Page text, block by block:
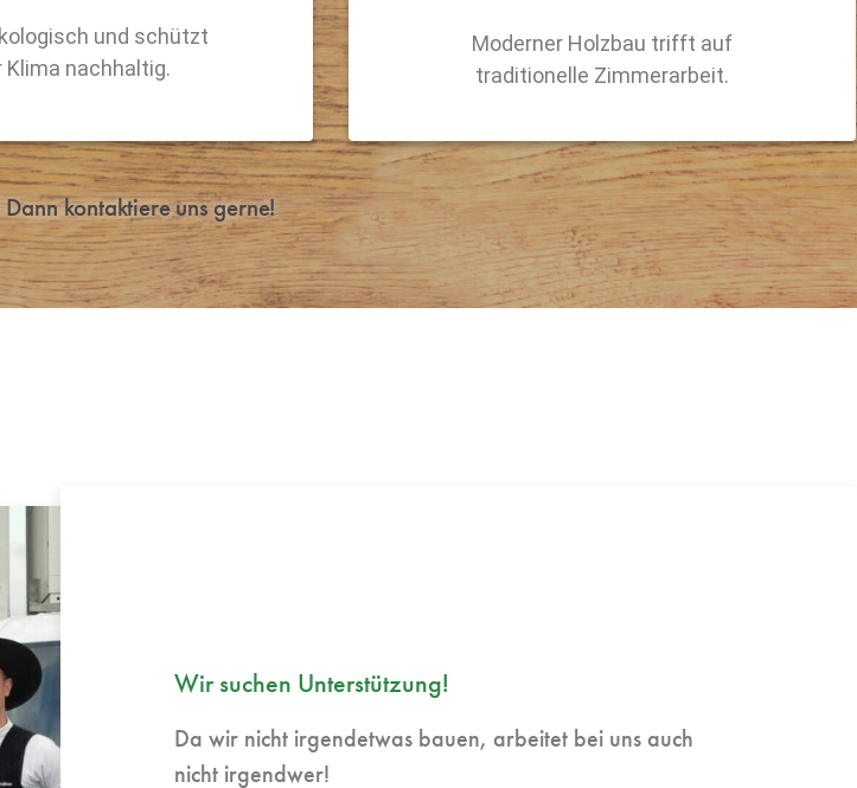
und schützt
Klima nachhaltig.
Moderner Holzbau trifft auf
traditionelle Zimmerarbeit.
kontaktiere uns gerne!
Wir suchen Unterstützung!
Da wir nicht irgendetwas bauen, arbeitet bei uns auch
nicht irgendwer!